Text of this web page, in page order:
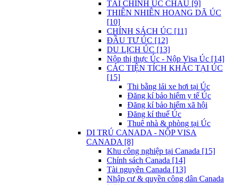
TÀI CHÍNH ÚC CHÂU [9]
THIÊN NHIÊN HOANG DÃ ÚC
[10]
CHÍNH SÁCH ÚC [11]
ĐẦU TƯ ÚC [12]
DU LỊCH ÚC [13]
Nộp thị thực Úc - Nộp Visa Úc [14]
CÁC TIỆN TÍCH KHÁC TẠI ÚC
[15]
Thi bằng lái xe hơi tại Úc
Đăng kí bảo hiểm y tế Úc
Đăng kí bảo hiểm xã hội
Đăng kí thuế Úc
Thuê nhà & phòng tại Úc
DI TRÚ CANADA - NỘP VISA
CANADA [8]
Khu công nghiệp tại Canada [15]
Chính sách Canada [14]
Tài nguyên Canada [13]
Nhập cư & quyền công dân Canada